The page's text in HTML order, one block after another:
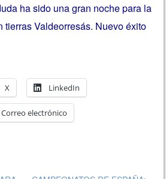
ha sido una gran noche para la
tierras Valdeorresás. Nuevo éxito
X LinkedIn
Correo electrónico